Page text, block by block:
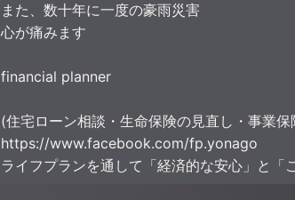
また、数十年に一度の豪雨災害
心が痛みます
financial planner
(住宅ローン相談・生命保険の見直し・事業保
https://www.facebook.com/fp.yonago
ライフプランを通して「経済的な安心」と「